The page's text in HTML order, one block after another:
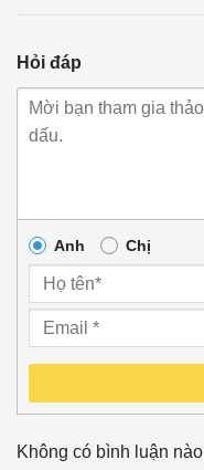
Hỏi đáp
Anh Chị
Không có bình luận nào